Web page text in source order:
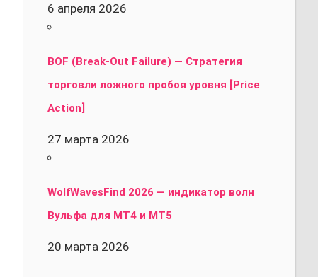
6 апреля 2026
BOF (Break-Out Failure) — Стратегия
торговли ложного пробоя уровня [Price
Action]
27 марта 2026
WolfWavesFind 2026 — индикатор волн
Вульфа для MT4 и MT5
20 марта 2026